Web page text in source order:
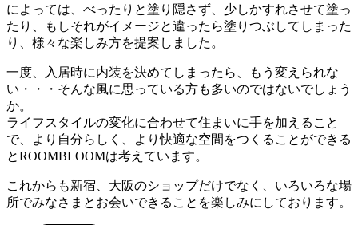
によっては、べったりと塗り隠さず、少しかすれさせて塗っ
たり、もしそれがイメージと違ったら塗りつぶしてしまった
り、様々な楽しみ方を提案しました。
一度、入居時に内装を決めてしまったら、もう変えられな
い・・・そんな風に思っている方も多いのではないでしょう
か。
ライフスタイルの変化に合わせて住まいに手を加えること
で、より自分らしく、より快適な空間をつくることができる
とROOMBLOOMは考えています。
これからも新宿、大阪のショップだけでなく、いろいろな場
所でみなさまとお会いできることを楽しみにしております。